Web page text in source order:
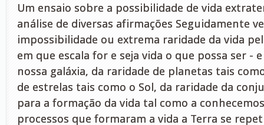
Um ensaio sobre a possibilidade de vida
análise de diversas afirmações Seguidamente
impossibilidade ou extrema raridade da vida
em que escala for e seja vida o que possa ser -
nossa galáxia, da raridade de planetas tais
de estrelas tais como o Sol, da raridade da
para a formação da vida tal como a
processos que formaram a vida a Terra se